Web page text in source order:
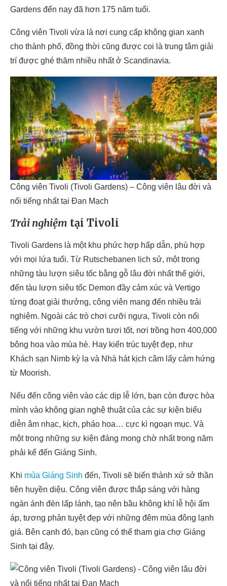
Gardens đến nay đã hơn 175 năm tuổi.
Công viên Tivoli vừa là nơi cung cấp không gian xanh
cho thành phố, đồng thời cũng được coi là trung tâm giải
trí được ghé thăm nhiều nhất ở Scandinavia.
Công viên Tivoli (Tivoli Gardens) – Công viên lâu đời và
nổi tiếng nhất tại Đan Mạch
Trải nghiệm tại Tivoli
Tivoli Gardens là một khu phức hợp hấp dẫn, phù hợp
với mọi lứa tuổi. Từ Rutschebanen lịch sử, một trong
những tàu lượn siêu tốc bằng gỗ lâu đời nhất thế giới,
đến tàu lượn siêu tốc Demon đầy cảm xúc và Vertigo
từng đoạt giải thưởng, công viên mang đến nhiều trải
nghiệm. Ngoài các trò chơi cưỡi ngựa, Tivoli còn nổi
tiếng với những khu vườn tươi tốt, nơi trồng hơn 400,000
bông hoa vào mùa hè. Hay kiến ​​trúc tuyệt đẹp, như
Khách sạn Nimb kỳ lạ và Nhà hát kịch câm lấy cảm hứng
từ Moorish.
Nếu đến công viên vào các dịp lễ lớn, bạn còn được hòa
mình vào không gian nghệ thuật của các sự kiện biểu
diễn âm nhạc, kịch, pháo hoa… cực kì ngoạn mục. Và
một trong những sự kiện đáng mong chờ nhất trong năm
phải kể đến Giáng Sinh.
Khi mùa Giáng Sinh đến, Tivoli sẽ biến thành xứ sở thần
tiên huyền diệu. Công viên được thắp sáng với hàng
ngàn ánh đèn lấp lánh, tạo nên bầu không khí lễ hội ấm
áp, tương phản tuyệt đẹp với những đêm mùa đông lạnh
giá. Bên cạnh đó, bạn cũng có thể tham gia chợ Giáng
Sinh tại đây.